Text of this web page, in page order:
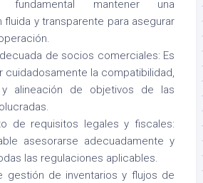
mantener una
fluida y transparente para asegurar
de socios comerciales: Es
cuidadosamente la compatibilidad,
y alineación de objetivos de las
de requisitos legales y fiscales:
asesorarse adecuadamente y
las regulaciones aplicables.
gestión de inventarios y flujos de